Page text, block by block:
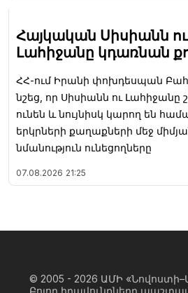
Հայկական Սիսիանն
Լահիջանը կդառնան
ՀՀ-ում Իրանի փոխդեսպան
նշեց, որ Սիսիանն ու Լահիջանը
ունեն և նույնիսկ կարող են
երկրների քաղաքների մեջ
նմանություն ունեցողները
07.08.2026 21:25
© 2005 - 2026 ԱՄԻ